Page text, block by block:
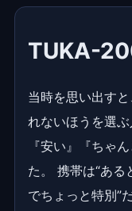
TUKA-
当時を思い出す
れないほうを選
『安い』『ちゃ
た。 携帯は“ある
でちょっと特別”